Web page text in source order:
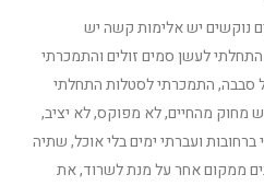
נוקשים יש אלימות קשה יש
לעשן סמים זולים והתמכרתי
סבבה, התמכרתי לסטלות התחלתי
מחוק מהחיים, לא מפוקס, לא יציב,
ועברתי ימים בלי אוכל, שתיה
ממקום אחר על מנת לשרוד, את